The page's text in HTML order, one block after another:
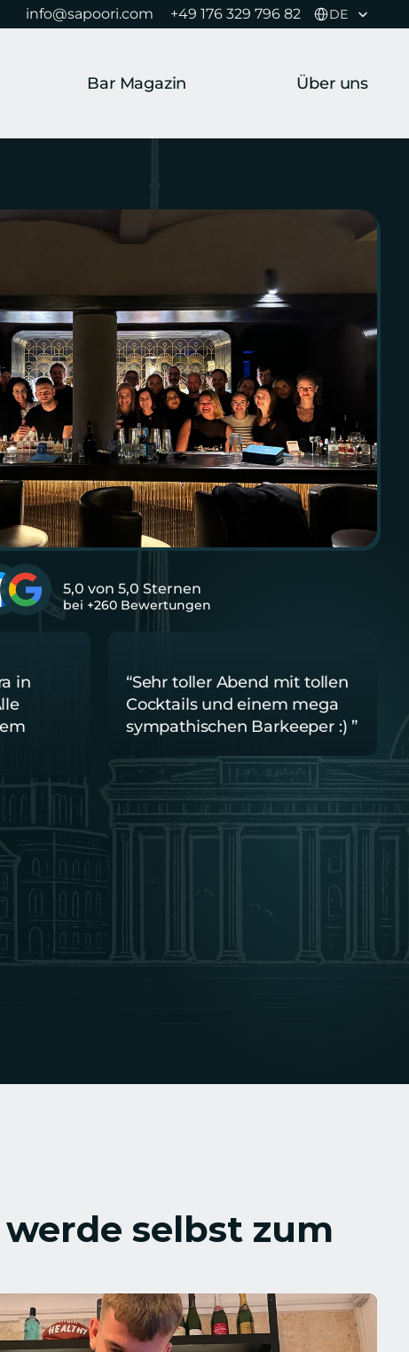
info@sapoori.com +49 176 329 796 82 DE
Bar Magazin Über uns
5,0 von 5,0 Sternen
bei +260 Bewertungen
in
“Sehr toller Abend mit tollen
Cocktails und einem mega
sympathischen Barkeeper :) ”
selbst zum